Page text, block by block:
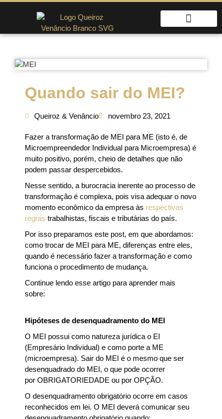
Quando sair do MEI?
Queiroz & Venâncio novembro 23, 2021
Fazer a transformação de MEI para ME (isto é, de
Microempreendedor Individual para Microempresa) é
muito positivo, porém, cheio de detalhes que não
podem passar despercebidos.
Nesse sentido, a burocracia inerente ao processo de
transformação é complexa, pois visa adequar o novo
momento econômico da empresa às respectivas
regras trabalhistas, fiscais e tributárias do país.
Por isso preparamos este post, em que abordamos:
como trocar de MEI para ME, diferenças entre eles,
quando é necessário fazer a transformação e como
funciona o procedimento de mudança.
Continue lendo esse artigo para aprender mais
sobre:
Hipóteses de desenquadramento do MEI
O MEI possui como natureza jurídica o EI
(Empresário Individual) e como porte a ME
(microempresa). Sair do MEI é o mesmo que ser
desenquadrado do MEI, o que pode ocorrer
por OBRIGATORIEDADE ou por OPÇÃO.
O desenquadramento obrigatório ocorre em casos
reconhecidos em lei. O MEI deverá comunicar seu